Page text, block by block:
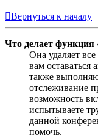
Вернуться к началу
Что делает функция
Она удаляет
вам оставаться
также
отслеживание
возможность
испытываете
данной
помочь.